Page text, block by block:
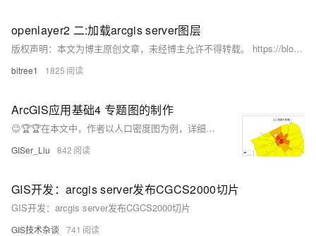
openlayer2 二:加载arcgis server图层
版权声明：本文为博主原创文章，未经博主允许不得转载。 https://blog.csdn.net/bitree1/article/details/80755803 1.
bitree1 1825
ArcGIS应用基础4 专题图的制作
😉🏆🏆在本文中，作者以人口密度图为例，详细讲解了基于ArcGIS布局视图下专题图制作的流程，介绍了地图要素的配置。
GISer_Liu 842
GIS开发：arcgis server发布CGCS2000切片
GIS开发：arcgis server发布CGCS2000切片
GIS技术杂谈 741